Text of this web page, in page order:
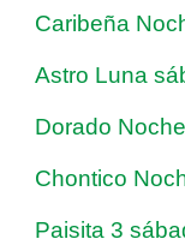
Caribeña
Astro Luna
Dorado
Chontico
Paisita 3